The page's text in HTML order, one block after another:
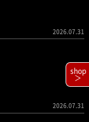
2026.07.31
2026.07.31
shop
＞